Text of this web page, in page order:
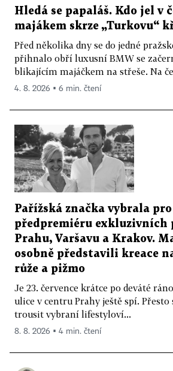
Hledá se papaláš. Kdo jel v
majákem skrze „Turkovu“
Před několika dny se do jedné
přihnalo obří luxusní BMW se
blikajícím majáčkem na střeše. Na
4. 8. 2026 ▪ 6 min. čtení
Pařížská značka vybrala
předpremiéru exkluzivních
Prahu, Varšavu a Krakov.
osobně představili kreace
růže a pižmo
Je 23. července krátce po deváté
ulice v centru Prahy ještě spí. Přesto
trousit vybraní lifestyloví...
8. 8. 2026 ▪ 4 min. čtení